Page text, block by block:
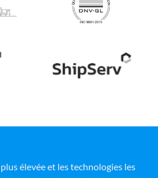
élevée et les technologies les